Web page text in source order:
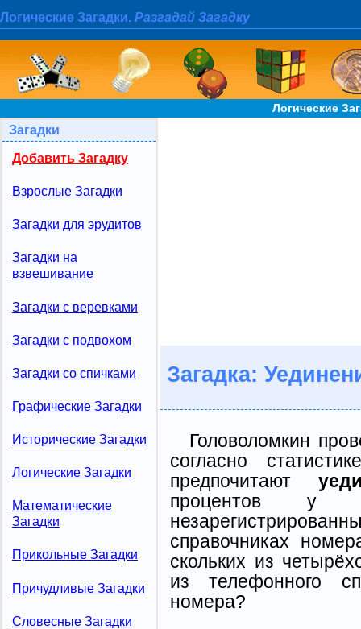
Логические Загадки. Разгадай Загадку
Логические
Загадки
Добавить Загадку
Взрослые Загадки
Загадки для эрудитов
Загадки на
взвешивание
Загадки с веревками
Загадки с подвохом
Загадки со спичками
Графические Загадки
Исторические Загадки
Логические Загадки
Математические
Загадки
Прикольные Загадки
Причудливые Загадки
Словесные Загадки
Загадка:
Головоломкин
согласно
предпочитают
процентов у
справочниках
скольких из
из телефонного
номера?